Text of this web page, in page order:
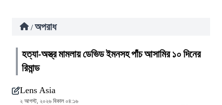
/ অপরাধ
হত্যা-অস্ত্র মামলায় ডেভিড ইমনসহ পাঁচ আসামির ১০ দিনের
রিমান্ড
Lens Asia
২ আগস্ট, ২০২৬ বিকাল ০৪:১৬